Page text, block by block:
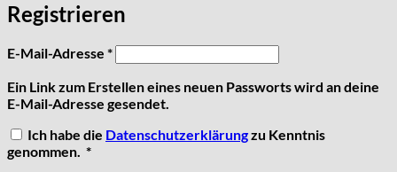
Registrieren
E-Mail-Adresse *Erforderlich
Ein Link zum Erstellen eines neuen Passworts wird an deine
E-Mail-Adresse gesendet.
Ich habe die Datenschutzerklärungzu Kenntnis
genommen. *Erforderlich